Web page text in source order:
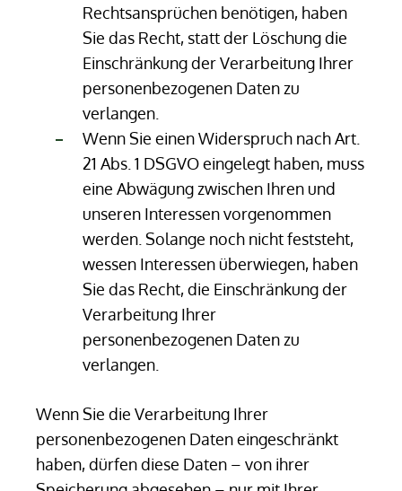
Rechtsansprüchen benötigen, haben
Sie das Recht, statt der Löschung die
Einschränkung der Verarbeitung Ihrer
personenbezogenen Daten zu
verlangen.
Wenn Sie einen Widerspruch nach Art.
21 Abs. 1 DSGVO eingelegt haben, muss
eine Abwägung zwischen Ihren und
unseren Interessen vorgenommen
werden. Solange noch nicht feststeht,
wessen Interessen überwiegen, haben
Sie das Recht, die Einschränkung der
Verarbeitung Ihrer
personenbezogenen Daten zu
verlangen.
Wenn Sie die Verarbeitung Ihrer
personenbezogenen Daten eingeschränkt
haben, dürfen diese Daten – von ihrer